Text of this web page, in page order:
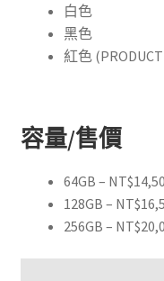
白色
黑色
紅色
容量/售價
64GB –
128GB –
256GB –